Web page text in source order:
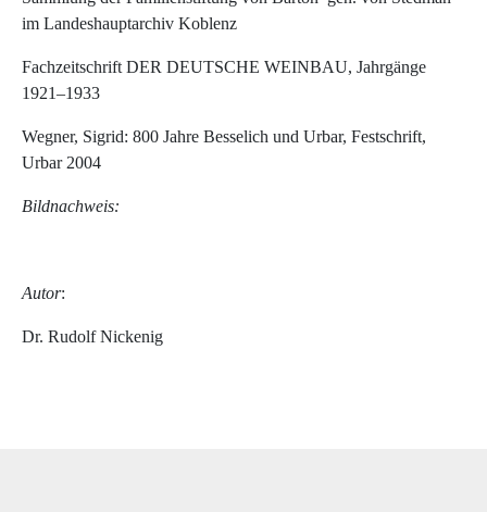
im Landeshauptarchiv Koblenz
Fachzeitschrift DER DEUTSCHE WEINBAU, Jahrgänge
1921–1933
Wegner, Sigrid: 800 Jahre Besselich und Urbar, Festschrift,
Urbar 2004
Bildnachweis:
Autor:
Dr. Rudolf Nickenig